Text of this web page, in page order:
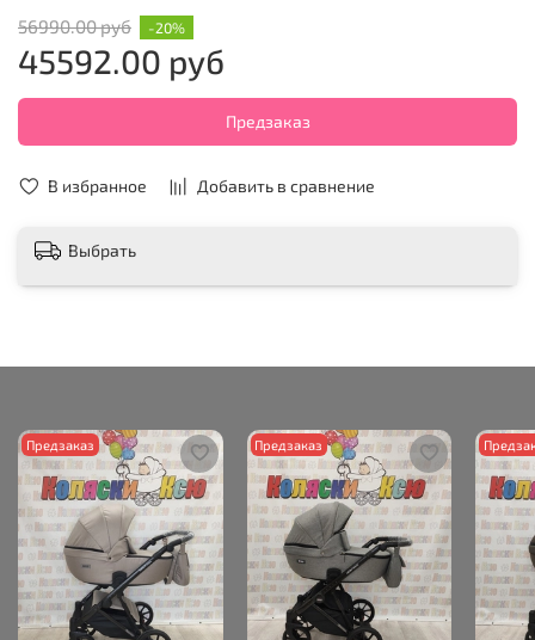
В избранное Добавить в сравнение
56990.00 руб
45592.00 руб
-20%
Предзаказ
Выбрать
Предзаказ Предзаказ